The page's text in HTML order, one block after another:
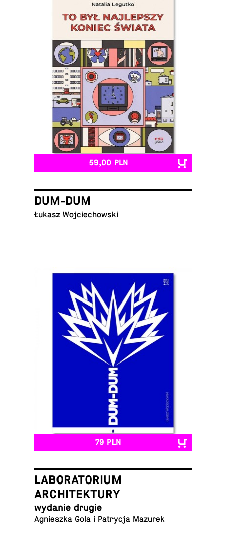
59,00 PLN
DUM-DUM
Łukasz Wojciechowski
79 PLN
LABORATORIUM
ARCHITEKTURY
wydanie drugie
Agniesz­ka Gola i Pa­try­cja Mazurek